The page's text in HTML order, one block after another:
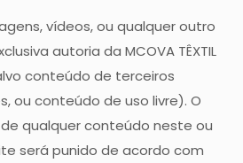
vídeos, ou qualquer outro
autoria da MCOVA TÊXTIL
conteúdo de terceiros
ou conteúdo de uso livre). O
qualquer conteúdo neste ou
será punido de acordo com